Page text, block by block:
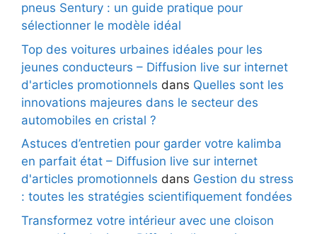
pneus Sentury : un guide pratique pour
sélectionner le modèle idéal
Top des voitures urbaines idéales pour les
jeunes conducteurs – Diffusion live sur internet
d'articles promotionnels dans Quelles sont les
innovations majeures dans le secteur des
automobiles en cristal ?
Astuces d’entretien pour garder votre kalimba
en parfait état – Diffusion live sur internet
d'articles promotionnels dans Gestion du stress
: toutes les stratégies scientifiquement fondées
Transformez votre intérieur avec une cloison